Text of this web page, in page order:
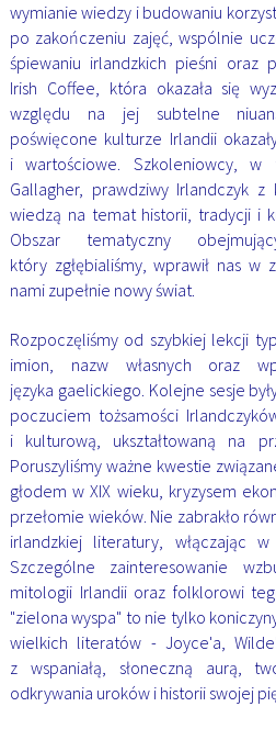
wymianie wiedzy i budowaniu
po zakończeniu zajęć, wspólnie
śpiewaniu irlandzkich pieśni oraz
Irish Coffee, która okazała się
względu na jej subtelne
poświęcone kulturze Irlandii
i wartościowe. Szkoleniowcy, w
Gallagher, prawdziwy Irlandczyk
wiedzą na temat historii, tradycji i
Obszar tematyczny
który zgłębialiśmy, wprawił nas
nami zupełnie nowy świat.
Rozpoczęliśmy od szybkiej lekcji
imion, nazw własnych oraz
języka gaelickiego. Kolejne sesje
poczuciem tożsamości
i kulturową, ukształtowaną na
Poruszyliśmy ważne kwestie
głodem w XIX wieku, kryzysem
przełomie wieków. Nie zabrakło
irlandzkiej literatury, włączając
Szczególne zainteresowanie
mitologii Irlandii oraz folklorowi
"zielona wyspa" to nie tylko
wielkich literatów - Joyce'a,
z wspaniałą, słoneczną aurą,
odkrywania uroków i historii swojej